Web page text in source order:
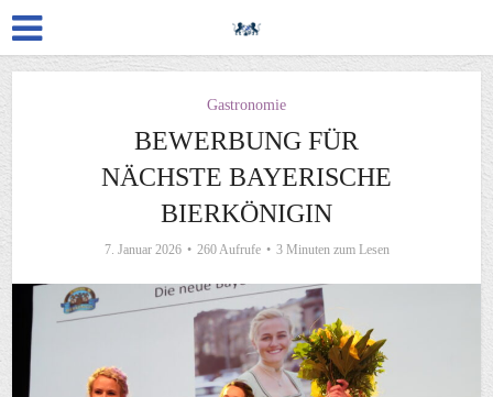
Gastronomie
BEWERBUNG FÜR
NÄCHSTE BAYERISCHE
BIERKÖNIGIN
7. Januar 2026 260 Aufrufe 3 Minuten zum Lesen